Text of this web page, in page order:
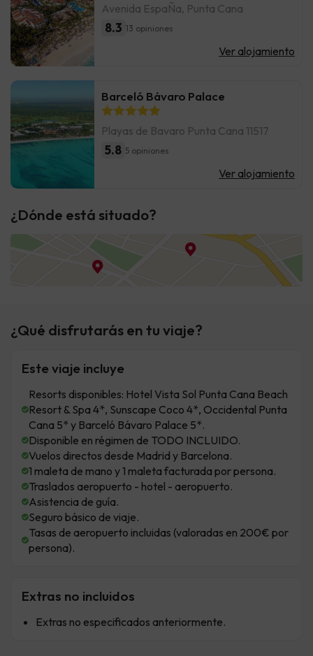
Avenida EspaÑa, Punta Cana
8.3 13 opiniones
Ver alojamiento
Barceló Bávaro Palace
Playas de Bavaro Punta Cana 11517
5.8 5 opiniones
Ver alojamiento
¿Dónde está situado?
¿Qué disfrutarás en tu viaje?
Este viaje incluye
Resorts disponibles: Hotel Vista Sol Punta Cana Beach
Resort & Spa 4*, Sunscape Coco 4*, Occidental Punta
Cana 5* y Barceló Bávaro Palace 5*.
Disponible en régimen de TODO INCLUIDO.
Vuelos directos desde Madrid y Barcelona.
1 maleta de mano y 1 maleta facturada por persona.
Traslados aeropuerto - hotel - aeropuerto.
Asistencia de guía.
Seguro básico de viaje.
Tasas de aeropuerto incluidas (valoradas en 200€ por
persona).
Extras no incluidos
Extras no especificados anteriormente.